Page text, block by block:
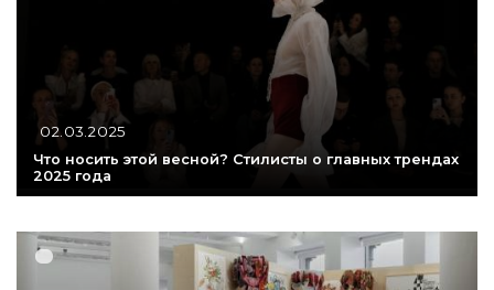
02.03.2025
Что носить этой весной? Стилисты о главных трендах
2025 года